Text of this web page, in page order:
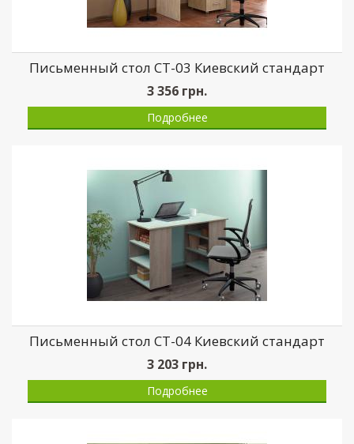
Письменный стол СТ-03 Киевский стандарт
3 356 грн.
Подробнее
Письменный стол СТ-04 Киевский стандарт
3 203 грн.
Подробнее